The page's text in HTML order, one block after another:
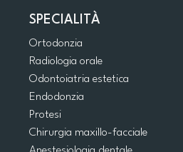
SPECIALITÀ
Ortodonzia
Radiologia orale
Odontoiatria estetica
Endodonzia
Protesi
Chirurgia maxillo-facciale